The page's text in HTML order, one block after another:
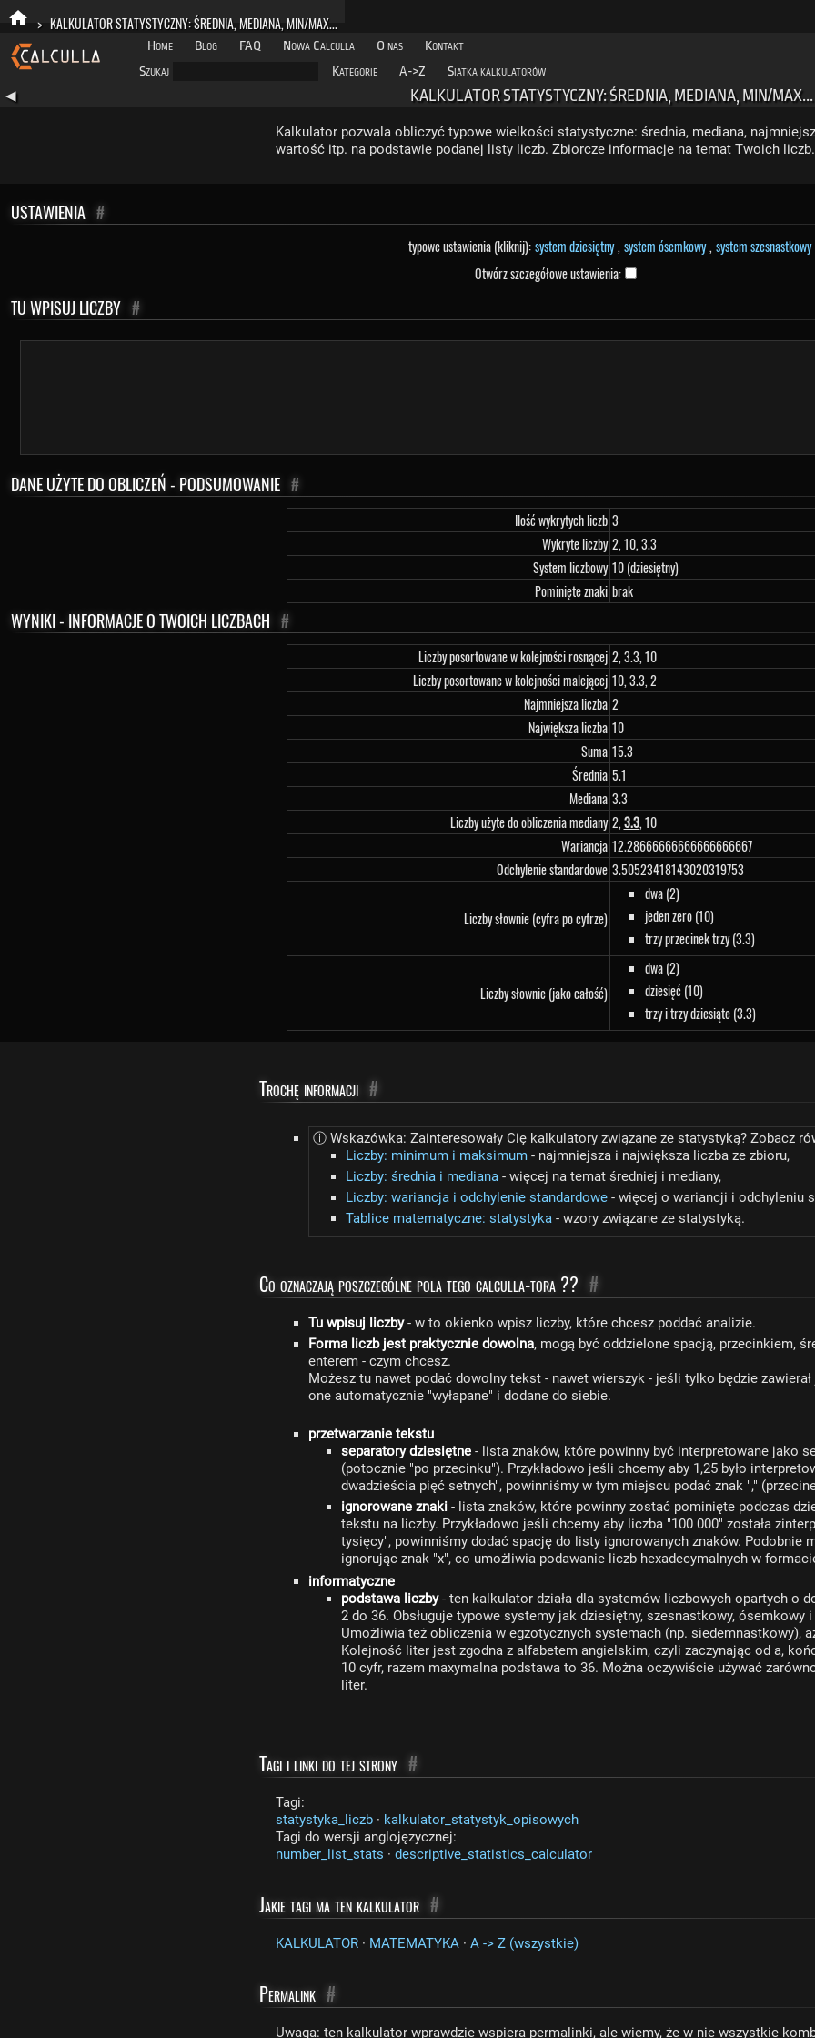
> KALKULATOR STATYSTYCZNY: ŚREDNIA, MEDIANA, MIN/MAX...
Home Blog FAQ Nowa Calculla O nas
Kontakt
Szukaj
Kategorie A->Z Siatka kalkulatorów
◀ KALKULATOR STATYSTYCZNY: ŚREDNIA, MEDIANA, MIN/MAX...
Kalkulator pozwala obliczyć typowe wielkości statystyczne: średnia, mediana,
wartość itp. na podstawie podanej listy liczb. Zbiorcze informacje na temat Twoich liczb.
USTAWIENIA #
typowe ustawienia (kliknij): system dziesiętny , system ósemkowy , system szesnastkowy
Otwórz szczegółowe ustawienia:
TU WPISUJ LICZBY #
DANE UŻYTE DO OBLICZEŃ - PODSUMOWANIE #
Ilość wykrytych liczb 3
Wykryte liczby 2, 10, 3.3
System liczbowy 10 (dziesiętny)
Pominięte znaki brak
WYNIKI - INFORMACJE O TWOICH LICZBACH #
Liczby posortowane w kolejności rosnącej 2, 3.3, 10
Liczby posortowane w kolejności malejącej 10, 3.3, 2
Najmniejsza liczba 2
Największa liczba 10
Suma 15.3
Średnia 5.1
Mediana 3.3
Liczby użyte do obliczenia mediany 2,3.3, 10
Wariancja 12.28666666666666666667
Odchylenie standardowe 3.50523418143020319753
Liczby słownie (cyfra po cyfrze)
dwa (2)
jeden zero (10)
trzy przecinek trzy (3.3)
Liczby słownie (jako całość)
dwa (2)
dziesięć (10)
trzy i trzy dziesiąte (3.3)
Trochę informacji #
ⓘ Wskazówka: Zainteresowały Cię kalkulatory związane ze statystyką? Zobacz
Liczby: minimum i maksimum- najmniejsza i największa liczba ze zbioru,
Liczby: średnia i mediana- więcej na temat średniej i mediany,
Liczby: wariancja i odchylenie standardowe- więcej o wariancji i odchyleniu
Tablice matematyczne: statystyka- wzory związane ze statystyką.
Co oznaczają poszczególne pola tego calculla-tora ?? #
Tu wpisuj liczby- w to okienko wpisz liczby, które chcesz poddać analizie.
Forma liczb jest praktycznie dowolna, mogą być oddzielone spacją, przecinkiem,
enterem - czym chcesz.
Możesz tu nawet podać dowolny tekst - nawet wierszyk - jeśli tylko będzie
one automatycznie "wyłapane" i dodane do siebie.
przetwarzanie tekstu
separatory dziesiętne - lista znaków, które powinny być interpretowane jako
(potocznie "po przecinku"). Przykładowo jeśli chcemy aby 1,25 było
dwadzieścia pięć setnych", powinniśmy w tym miejscu podać znak ","
ignorowane znaki - lista znaków, które powinny zostać pominięte podczas
tekstu na liczby. Przykładowo jeśli chcemy aby liczba "100 000" została
tysięcy", powinniśmy dodać spację do listy ignorowanych znaków. Podobnie
ignorując znak "x", co umożliwia podawanie liczb hexadecymalnych w
informatyczne
podstawa liczby- ten kalkulator działa dla systemów liczbowych opartych o
2 do 36. Obsługuje typowe systemy jak dziesiętny, szesnastkowy, ósemkowy
Umożliwia też obliczenia w egzotycznych systemach (np. siedemnastkowy),
Kolejność liter jest zgodna z alfabetem angielskim, czyli zaczynając od a,
10 cyfr, razem maxymalna podstawa to 36. Można oczywiście używać
liter.
Tagi i linki do tej strony #
Tagi:
statystyka_liczb · kalkulator_statystyk_opisowych
Tagi do wersji anglojęzycznej:
number_list_stats · descriptive_statistics_calculator
Jakie tagi ma ten kalkulator #
KALKULATOR · MATEMATYKA · A -> Z (wszystkie)
Permalink #
Uwaga: ten kalkulator wprawdzie wspiera permalinki, ale wiemy, że w nie wszystkie